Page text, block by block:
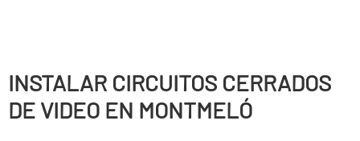
INSTALAR CIRCUITOS CERRADOS
DE VIDEO EN MONTMELÓ